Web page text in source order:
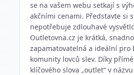
se na vašem webu setkají s
akčními cenami. Představte si
nepotřebuje zdlouhavé
Outletovna.cz je krátká, snadno
zapamatovatelná a ideální pro
komunity lovců slev. Díky
klíčového slova „outlet“ v